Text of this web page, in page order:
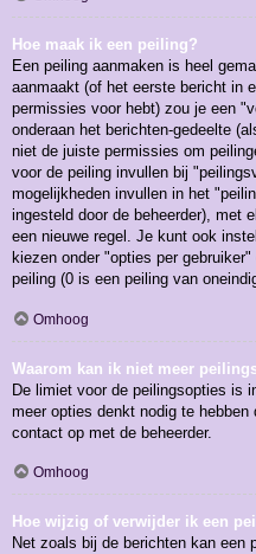
Hoe maak ik een peiling?
Een peiling aanmaken is heel
aanmaakt (of het eerste bericht in
permissies voor hebt) zou je een
onderaan het berichten-gedeelte
niet de juiste permissies om
voor de peiling invullen bij
mogelijkheden invullen in het
ingesteld door de beheerder), met
een nieuwe regel. Je kunt ook
kiezen onder "opties per
peiling (0 is een peiling van
Omhoog
Waarom kan ik niet meer
De limiet voor de peilingsopties is
meer opties denkt nodig te
contact op met de beheerder.
Omhoog
Hoe wijzig of verwijder ik een
Net zoals bij de berichten kan een